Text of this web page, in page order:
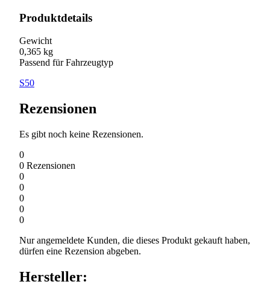
Produktdetails
Gewicht
0,365 kg
Passend für Fahrzeugtyp
S50
Rezensionen
Es gibt noch keine Rezensionen.
0
0 Rezensionen
0
0
0
0
0
Nur angemeldete Kunden, die dieses Produkt gekauft haben,
dürfen eine Rezension abgeben.
Hersteller: